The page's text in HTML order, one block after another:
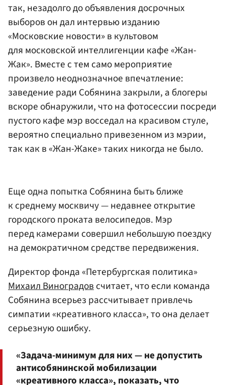
так, незадолго до объявления досрочных
выборов он дал интервью изданию
«Московские новости» в культовом
для московской интеллигенции кафе «Жан-
Жак». Вместе с тем само мероприятие
произвело неоднозначное впечатление:
заведение ради Собянина закрыли, а блогеры
вскоре обнаружили, что на фотосессии посреди
пустого кафе мэр восседал на красивом стуле,
вероятно специально привезенном из мэрии,
так как в «Жан-Жаке» таких никогда не было.
Еще одна попытка Собянина быть ближе
к среднему москвичу — недавнее открытие
городского проката велосипедов. Мэр
перед камерами совершил небольшую поездку
на демократичном средстве передвижения.
Директор фонда «Петербургская политика»
Михаил Виноградов считает, что если команда
Собянина всерьез рассчитывает привлечь
симпатии «креативного класса», то она делает
серьезную ошибку.
«Задача-минимум для них — не допустить
антисобянинской мобилизации
«креативного класса», показать, что